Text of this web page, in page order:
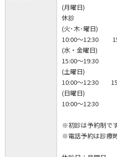
(月曜日)
休診
(火･木･曜日)
10:00～12:30
(水・金曜日)
15:00～19:30
(土曜日)
10:00～12:30
(日曜日)
10:00～12:30
※初診は予約制です
※電話予約は診